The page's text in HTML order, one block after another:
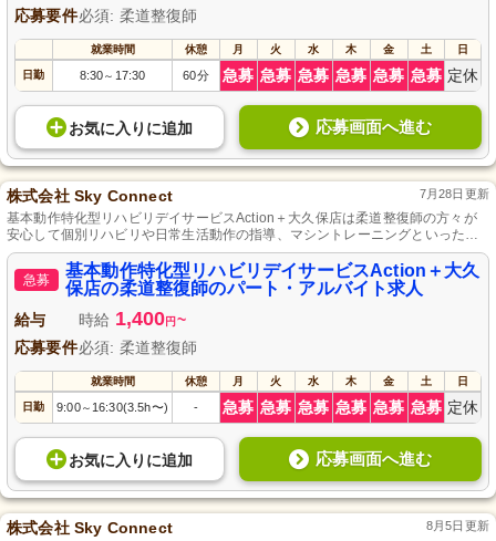
応募要件必須: 柔道整復師
就業時間 休憩 月 火 水 木 金 土 日
日勤 8:30～ 17:30 60分 急募 急募 急募 急募 急募 急募 定休
お気に入り に追加 応募画面へ進む
株式会社 Sky Connect 7月28日更新
基本動作特化型リハビリデイサービスAction＋大久保店は柔道整復師の方々が
安心して個別リハビリや日常生活動作の指導、マシントレーニングといった業
務を提供でき、豊かなキャリアを実現可能な柔軟な職場で、シフトやキャリア
プランも自由に相談可能です。
急募
基本動作特化型リハビリデイサービスAction＋大久
保店の柔道整復師のパート・アルバイト求人
給与 時給 1,400円 ~
応募要件必須: 柔道整復師
就業時間 休憩 月 火 水 木 金 土 日
日勤 9:00～ 16:30(3.5h〜) - 急募 急募 急募 急募 急募 急募 定休
お気に入り に追加 応募画面へ進む
株式会社 Sky Connect 8月5日更新